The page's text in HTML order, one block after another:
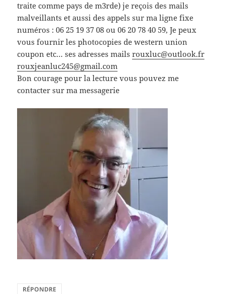
traite comme pays de m3rde) je reçois des mails
malveillants et aussi des appels sur ma ligne fixe
numéros : 06 25 19 37 08 ou 06 20 78 40 59, Je peux
vous fournir les photocopies de western union
coupon etc… ses adresses mailsrouxluc@outlook.fr
rouxjeanluc245@gmail.com
Bon courage pour la lecture vous pouvez me
contacter sur ma messagerie
RÉPONDRE